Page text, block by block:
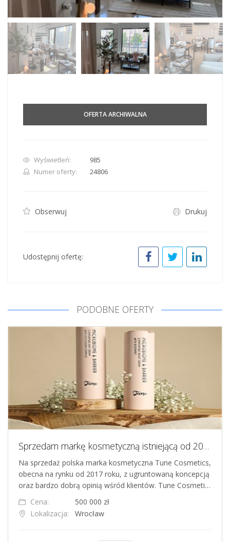
OFERTA ARCHIWALNA
Wyświetleń:
985
Numer oferty:
24806
Obserwuj Drukuj
Udostępnij ofertę:
PODOBNE OFERTY
Sprzedam markę kosmetyczną istniejącą od 2017 roku
Na sprzedaż polska marka kosmetyczna Tune Cosmetics,
obecna na rynku od 2017 roku, z ugruntowaną koncepcją
oraz bardzo dobrą opinią wśród klientów. Tune Cosmeti…
Cena:
500 000 zł
Lokalizacja:
Wrocław